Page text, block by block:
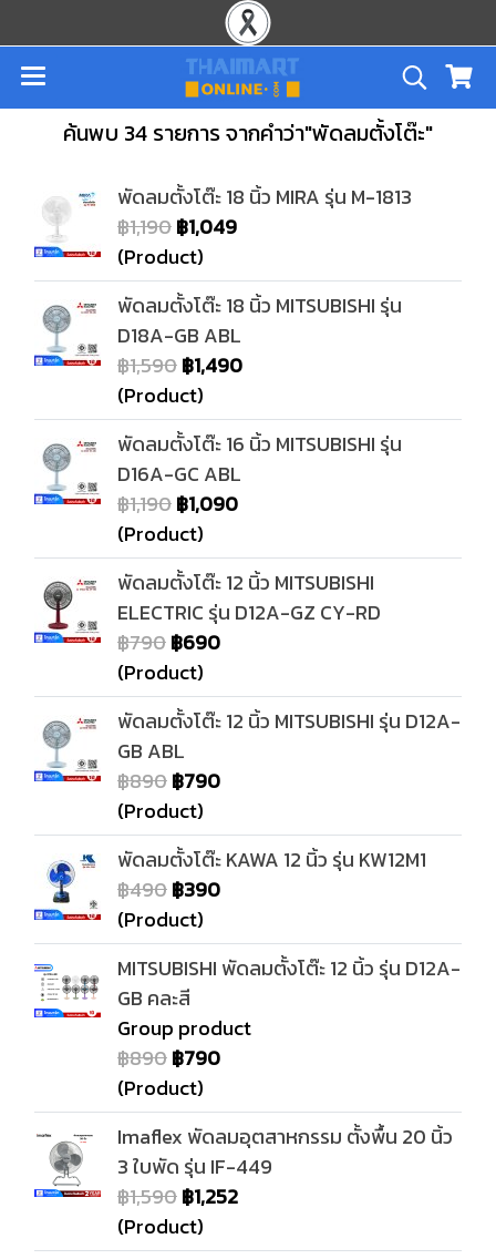
ค้นพบ 34 รายการ จากคำว่า"พัดลมตั้งโต๊ะ"
พัดลมตั้งโต๊ะ 18 นิ้ว MIRA รุ่น M-1813
฿1,190฿1,049
(Product)
พัดลมตั้งโต๊ะ 18 นิ้ว MITSUBISHI รุ่น
D18A-GB ABL
฿1,590฿1,490
(Product)
พัดลมตั้งโต๊ะ 16 นิ้ว MITSUBISHI รุ่น
D16A-GC ABL
฿1,190฿1,090
(Product)
พัดลมตั้งโต๊ะ 12 นิ้ว MITSUBISHI
ELECTRIC รุ่น D12A-GZ CY-RD
฿790฿690
(Product)
พัดลมตั้งโต๊ะ 12 นิ้ว MITSUBISHI รุ่น D12A-
GB ABL
฿890฿790
(Product)
พัดลมตั้งโต๊ะ KAWA 12 นิ้ว รุ่น KW12M1
฿490฿390
(Product)
MITSUBISHI พัดลมตั้งโต๊ะ 12 นิ้ว รุ่น D12A-
GB คละสี
Group product
฿890฿790
(Product)
Imaflex พัดลมอุตสาหกรรม ตั้งพื้น 20 นิ้ว
3 ใบพัด รุ่น IF-449
฿1,590฿1,252
(Product)